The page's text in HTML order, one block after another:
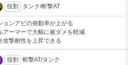
役割 タンク/斬撃AT
ョンアビの発動率が上がる
アーマーで大幅に被ダメを軽減
攻撃耐性を上昇できる
役割 斬撃AT/タンク